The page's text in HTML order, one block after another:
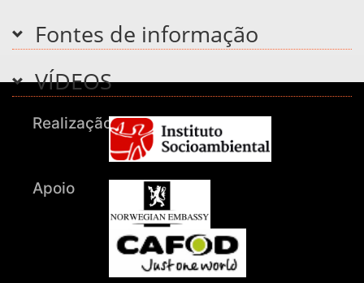
Fontes de informação
VÍDEOS